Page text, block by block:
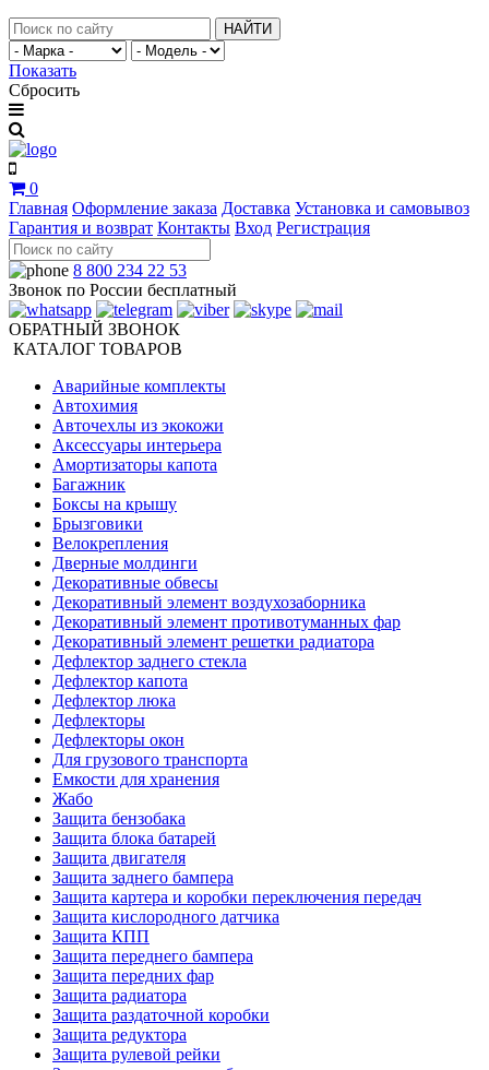
НАЙТИ
Показать
Сбросить
0
Главная Оформление заказа Доставка Установка и самовывоз
Гарантия и возврат Контакты Вход Регистрация
8 800 234 22 53
Звонок по России бесплатный
ОБРАТНЫЙ ЗВОНОК
КАТАЛОГ ТОВАРОВ
Аварийные комплекты
Автохимия
Авточехлы из экокожи
Аксессуары интерьера
Амортизаторы капота
Багажник
Боксы на крышу
Брызговики
Велокрепления
Дверные молдинги
Декоративные обвесы
Декоративный элемент воздухозаборника
Декоративный элемент противотуманных фар
Декоративный элемент решетки радиатора
Дефлектор заднего стекла
Дефлектор капота
Дефлектор люка
Дефлекторы
Дефлекторы окон
Для грузового транспорта
Емкости для хранения
Жабо
Защита бензобака
Защита блока батарей
Защита двигателя
Защита заднего бампера
Защита картера и коробки переключения передач
Защита кислородного датчика
Защита КПП
Защита переднего бампера
Защита передних фар
Защита радиатора
Защита раздаточной коробки
Защита редуктора
Защита рулевой рейки